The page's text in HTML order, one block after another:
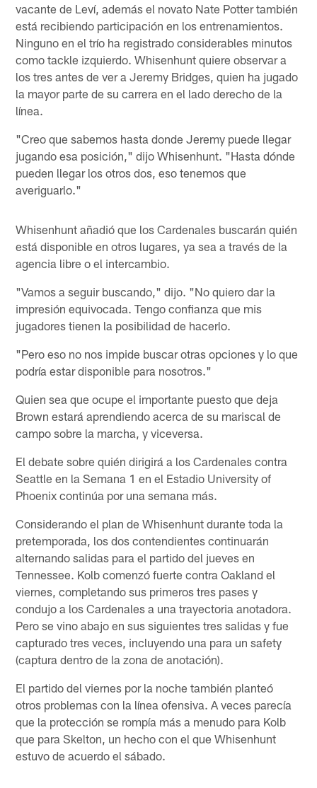
vacante de Leví, además el novato Nate Potter también
está recibiendo participación en los entrenamientos.
Ninguno en el trío ha registrado considerables minutos
como tackle izquierdo. Whisenhunt quiere observar a
los tres antes de ver a Jeremy Bridges, quien ha jugado
la mayor parte de su carrera en el lado derecho de la
línea.
"Creo que sabemos hasta donde Jeremy puede llegar
jugando esa posición," dijo Whisenhunt. "Hasta dónde
pueden llegar los otros dos, eso tenemos que
averiguarlo."
Whisenhunt añadió que los Cardenales buscarán quién
está disponible en otros lugares, ya sea a través de la
agencia libre o el intercambio.
"Vamos a seguir buscando," dijo. "No quiero dar la
impresión equivocada. Tengo confianza que mis
jugadores tienen la posibilidad de hacerlo.
"Pero eso no nos impide buscar otras opciones y lo que
podría estar disponible para nosotros."
Quien sea que ocupe el importante puesto que deja
Brown estará aprendiendo acerca de su mariscal de
campo sobre la marcha, y viceversa.
El debate sobre quién dirigirá a los Cardenales contra
Seattle en la Semana 1 en el Estadio University of
Phoenix continúa por una semana más.
Considerando el plan de Whisenhunt durante toda la
pretemporada, los dos contendientes continuarán
alternando salidas para el partido del jueves en
Tennessee. Kolb comenzó fuerte contra Oakland el
viernes, completando sus primeros tres pases y
condujo a los Cardenales a una trayectoria anotadora.
Pero se vino abajo en sus siguientes tres salidas y fue
capturado tres veces, incluyendo una para un safety
(captura dentro de la zona de anotación).
El partido del viernes por la noche también planteó
otros problemas con la línea ofensiva. A veces parecía
que la protección se rompía más a menudo para Kolb
que para Skelton, un hecho con el que Whisenhunt
estuvo de acuerdo el sábado.